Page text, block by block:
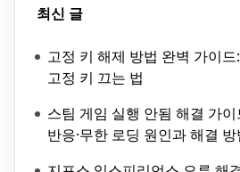
최신 글
고정 키 해제 방법 완벽 가이드
고정 키 끄는 법
스팀 게임 실행 안됨 해결 가
반응·무한 로딩 원인과 해결 방